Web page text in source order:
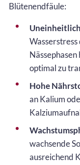
Blütenendfäule:
optimal zu
Hohe
an Kalium
wachsende
ausreichend